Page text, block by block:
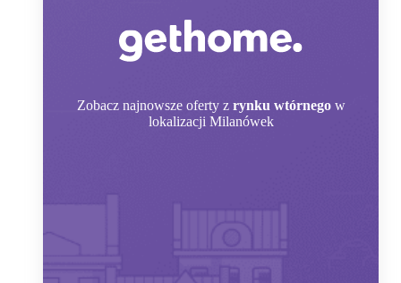
Zobacz najnowsze oferty z rynku wtórnego w
lokalizacji Milanówek